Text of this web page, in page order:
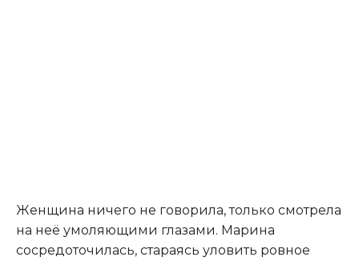
Женщина ничего не говорила, только смотрела
на неё умоляющими глазами. Марина
сосредоточилась, стараясь уловить ровное